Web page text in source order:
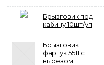
Брызговик под
кабину 10шт/уп
Брызговик
фартук 5511 с
вырезом